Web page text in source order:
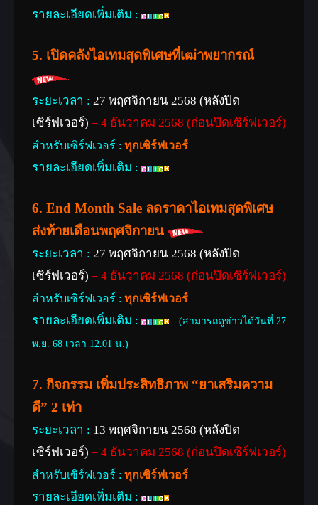
รายละเอียดเพิ่มเติม :
5. เปิดคลังไอเทมสุดพิเศษที่เฒ่าพยากรณ์
ระยะเวลา : 27 พฤศจิกายน 2568 (หลังปิด
เซิร์ฟเวอร์) – 4 ธันวาคม 2568 (ก่อนปิดเซิร์ฟเวอร์)
สำหรับเซิร์ฟเวอร์ : ทุกเซิร์ฟเวอร์
รายละเอียดเพิ่มเติม :
6. End Month Sale ลดราคาไอเทมสุดพิเศษ
ส่งท้ายเดือนพฤศจิกายน
ระยะเวลา : 27 พฤศจิกายน 2568 (หลังปิด
เซิร์ฟเวอร์) – 4 ธันวาคม 2568 (ก่อนปิดเซิร์ฟเวอร์)
สำหรับเซิร์ฟเวอร์ : ทุกเซิร์ฟเวอร์
รายละเอียดเพิ่มเติม : (สามารถดูข่าวได้วันที่ 27
พ.ย. 68 เวลา 12.01 น.)
7. กิจกรรม เพิ่มประสิทธิภาพ “ยาเสริมความ
ดี” 2 เท่า
ระยะเวลา : 13 พฤศจิกายน 2568 (หลังปิด
เซิร์ฟเวอร์) – 4 ธันวาคม 2568 (ก่อนปิดเซิร์ฟเวอร์)
สำหรับเซิร์ฟเวอร์ : ทุกเซิร์ฟเวอร์
รายละเอียดเพิ่มเติม :